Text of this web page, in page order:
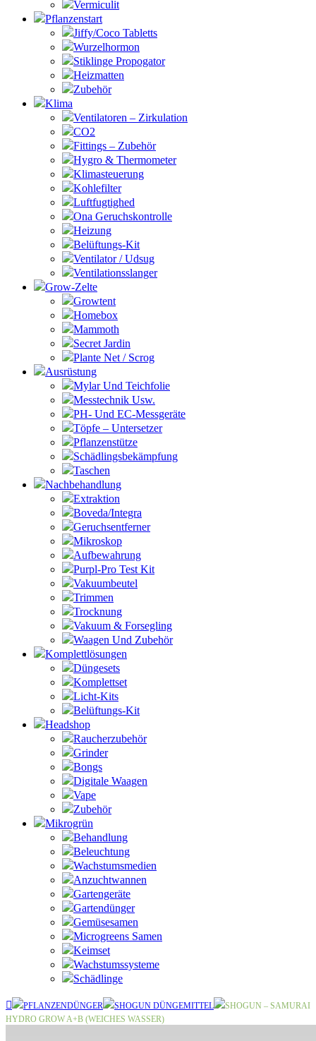
Vermiculit
Pflanzenstart
Jiffy/Coco Tabletts
Wurzelhormon
Stiklinge Propogator
Heizmatten
Zubehör
Klima
Ventilatoren – Zirkulation
CO2
Fittings – Zubehör
Hygro & Thermometer
Klimasteuerung
Kohlefilter
Luftfugtighed
Ona Geruchskontrolle
Heizung
Belüftungs-Kit
Ventilator / Udsug
Ventilationsslanger
Grow-Zelte
Growtent
Homebox
Mammoth
Secret Jardin
Plante Net / Scrog
Ausrüstung
Mylar Und Teichfolie
Messtechnik Usw.
PH- Und EC-Messgeräte
Töpfe – Untersetzer
Pflanzenstütze
Schädlingsbekämpfung
Taschen
Nachbehandlung
Extraktion
Boveda/Integra
Geruchsentferner
Mikroskop
Aufbewahrung
Purpl-Pro Test Kit
Vakuumbeutel
Trimmen
Trocknung
Vakuum & Forsegling
Waagen Und Zubehör
Komplettlösungen
Düngesets
Komplettset
Licht-Kits
Belüftungs-Kit
Headshop
Raucherzubehör
Grinder
Bongs
Digitale Waagen
Vape
Zubehör
Mikrogrün
Behandlung
Beleuchtung
Wachstumsmedien
Anzuchtwannen
Gartengeräte
Gartendünger
Gemüsesamen
Microgreens Samen
Keimset
Wachstumssysteme
Schädlinge
PFLANZENDÜNGER SHOGUN DÜNGEMITTEL
SHOGUN – SAMURAI
HYDRO GROW A+B (WEICHES WASSER)